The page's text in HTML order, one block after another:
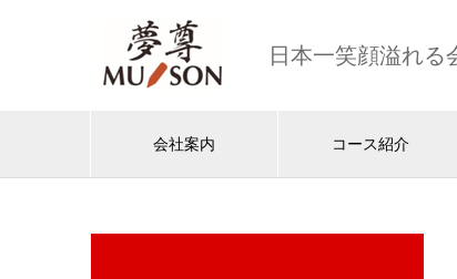
日本一笑顔溢れる
会社案内 コース紹介